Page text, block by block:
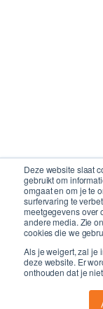
Deze website slaat
gebruikt om
omgaat en om je te
surfervaring te
meetgegevens over
andere media. Zie
cookies die we
Als je weigert, zal je
deze website. Er
onthouden dat je
Copyright 2024